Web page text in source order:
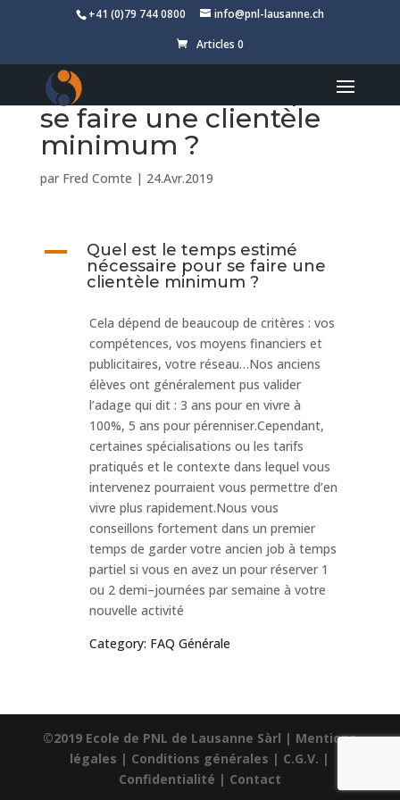
+41 (0)79 744 0800
info@pnl-lausanne.ch
Articles 0
Quel est le temps
estimé nécessaire pour
se faire une clientèle
minimum ?
par Fred Comte | 24.Avr.2019
A
Quel est le temps estimé
nécessaire pour se faire une
clientèle minimum ?
Cela dépend de beaucoup de critères : vos
compétences, vos moyens financiers et
publicitaires, votre réseau…Nos anciens
élèves ont généralement pus valider
l’adage qui dit : 3 ans pour en vivre à
100%, 5 ans pour pérenniser.Cependant,
certaines spécialisations ou les tarifs
pratiqués et le contexte dans lequel vous
intervenez pourraient vous permettre d’en
vivre plus rapidement.Nous vous
conseillons fortement dans un premier
temps de garder votre ancien job à temps
partiel si vous en avez un pour réserver 1
ou 2 demi–journées par semaine à votre
nouvelle activité
Category: FAQ Générale
©2019 Ecole de PNL de Lausanne Sàrl | Mentions
légales | Conditions générales | C.G.V. |
Confidentialité | Contact